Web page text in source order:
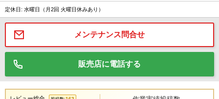
定休日: 水曜日（月2回 火曜日休みあり）
メンテナンス問合せ
販売店に電話する